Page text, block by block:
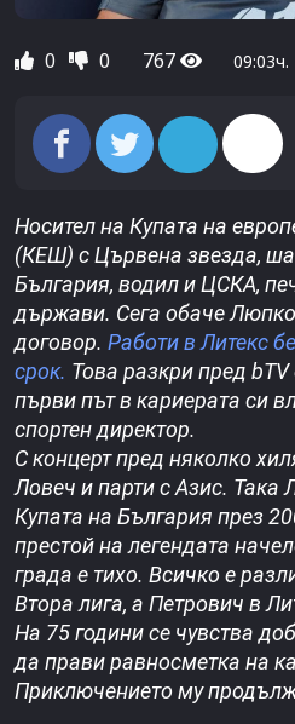
0 0 767 09:03ч.
Носител на Купата на
(КЕШ) с Цървена звезда,
България, водил и ЦСКА,
държави. Сега обаче
договор. Работи в Литекс
срок. Това разкри пред
първи път в кариерата си
спортен директор.
С концерт пред няколко
Ловеч и парти с Азис. Така
Купата на България през
престой на легендата
града е тихо. Всичко е
Втора лига, а Петрович в
На 75 години се чувства
да прави равносметка на
Приключението му